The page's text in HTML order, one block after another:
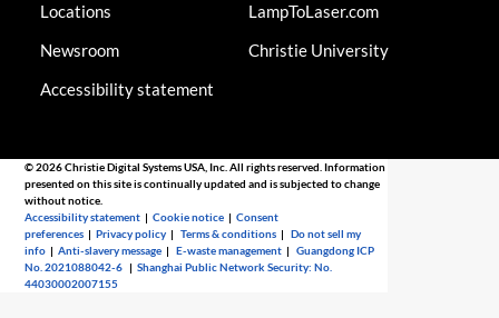
Locations
Newsroom
Accessibility statement
LampToLaser.com
Christie University
© 2026 Christie Digital Systems USA, Inc. All rights reserved. Information
presented on this site is continually updated and is subjected to change
without notice.
Accessibility statement |Cookie notice |Consent
preferences |Privacy policy |Terms & conditions |Do not sell my
info |Anti-slavery message |E-waste management |Guangdong ICP
No. 2021088042-6 |Shanghai Public Network Security: No.
44030002007155